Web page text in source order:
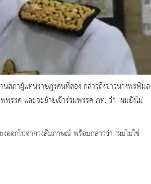
สภาผู้แทนราษฎรคนที่สอง กล่าวถึงข่าวนางพรพิมล
รรค และจะย้ายเข้าร่วมพรรค ภท. ว่า "ผมยังไม่
ออกไปจากวงสัมภาษณ์ พร้อมกล่าวว่า "ผมไม่ใช่